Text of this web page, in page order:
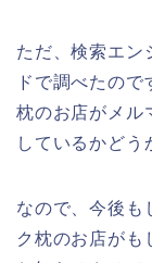
ただ、検索エン
ドで調べたの
枕のお店がメル
しているかどう
なので、今後も
ク枕のお店がも